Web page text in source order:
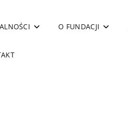
O FUNDACJI